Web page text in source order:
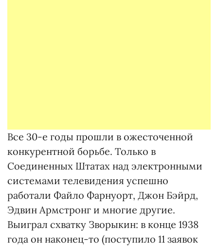
Все 30-е годы прошли в ожесточенной
конкурентной борьбе. Только в
Соединенных Штатах над электронными
системами телевидения успешно
работали Файло Фарнуорт, Джон Бэйрд,
Эдвин Армстронг и многие другие.
Выиграл схватку Зворыкин: в конце 1938
года он наконец-то (поступило 11 заявок